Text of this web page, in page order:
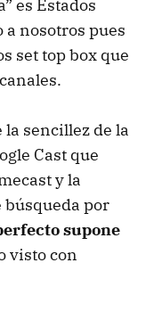
es Estados
nosotros pues
set top box que
sencillez de la
Cast que
y la
por
supone
visto con